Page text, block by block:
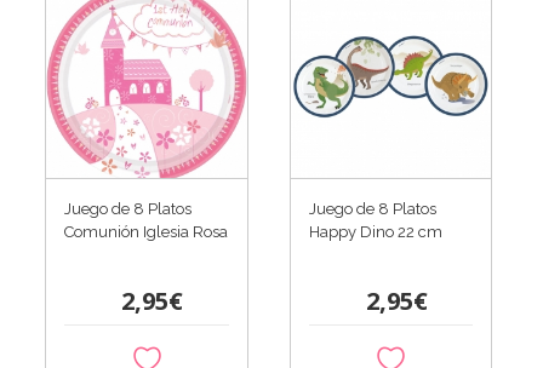
Juego de 8 Platos
Comunión Iglesia Rosa
2,95€
Juego de 8 Platos
Happy Dino 22 cm
2,95€